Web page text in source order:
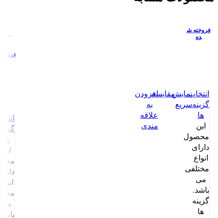
فروخته ش
ده
انتخاب
گزینه
ها
این
محصول
دارای
انواع
مختلفی
می
باشد.
گزینه
ها
نمایش
سریع
مقايسهافزودن
به
علاقه
مندی
ها
این
می